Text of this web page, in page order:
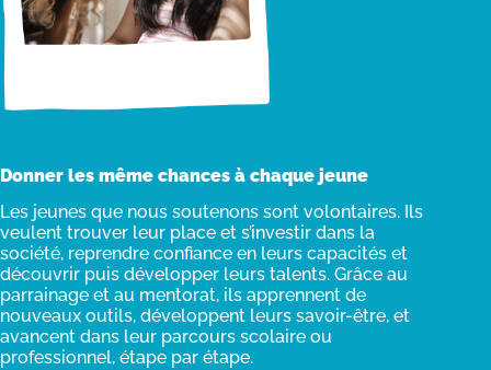
Donner les même chances à chaque jeune
Les jeunes que nous soutenons sont volontaires. Ils
veulent trouver leur place et s’investir dans la
société, reprendre confiance en leurs capacités et
découvrir puis développer leurs talents. Grâce au
parrainage et au mentorat, ils apprennent de
nouveaux outils, développent leurs savoir-être, et
avancent dans leur parcours scolaire ou
professionnel, étape par étape.